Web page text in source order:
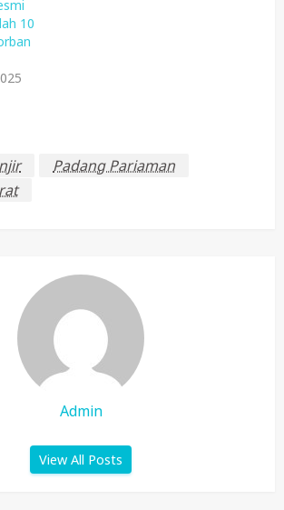
10
Padang Pariaman
Admin
View All Posts